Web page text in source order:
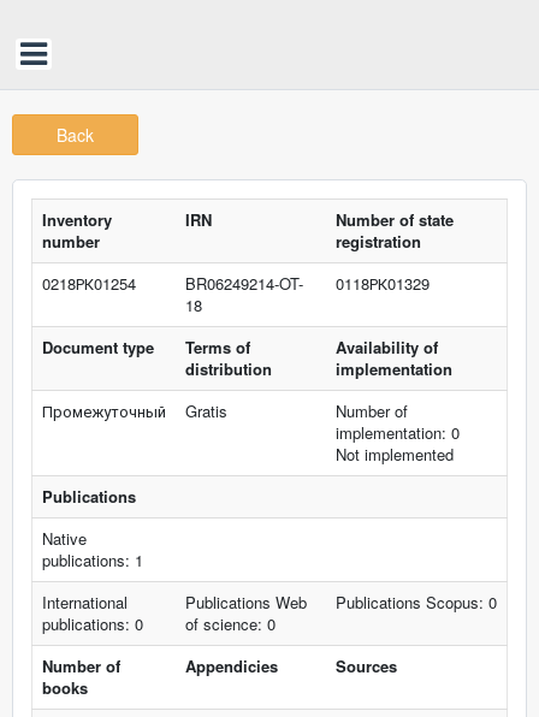
Back
Inventory
number
IRN
Number of state
registration
0218РК01254
BR06249214-OT-
18
0118РК01329
Document type
Terms of
distribution
Availability of
implementation
Промежуточный
Gratis
Number of
implementation: 0
Not implemented
Publications
Native
publications: 1
International
publications: 0
Publications Web
of science: 0
Publications Scopus: 0
Number of
books
Appendicies Sources